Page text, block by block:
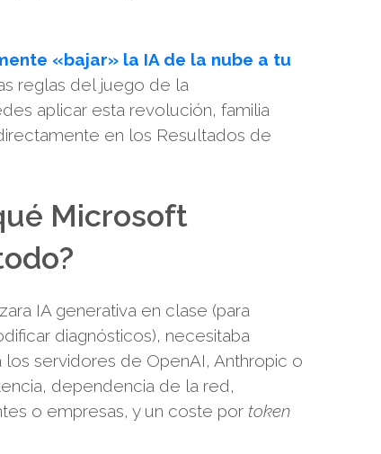
«bajar» la IA de la nube a tu
reglas del juego de la
aplicar esta revolución, familia
en los Resultados de
Microsoft
IA generativa en clase (para
diagnósticos), necesitaba
servidores de OpenAI, Anthropic o
dependencia de la red,
o empresas, y un coste por token